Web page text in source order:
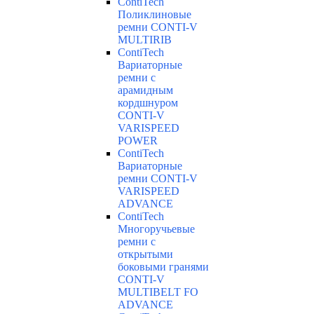
Поликлиновые
ремни CONTI-V
MULTIRIB
ContiTech
Вариаторные
ремни с
арамидным
кордшнуром
CONTI-V
VARISPEED
POWER
ContiTech
Вариаторные
ремни CONTI-V
VARISPEED
ADVANCE
ContiTech
Многоручьевые
ремни с
открытыми
боковыми гранями
CONTI-V
MULTIBELT FO
ADVANCE